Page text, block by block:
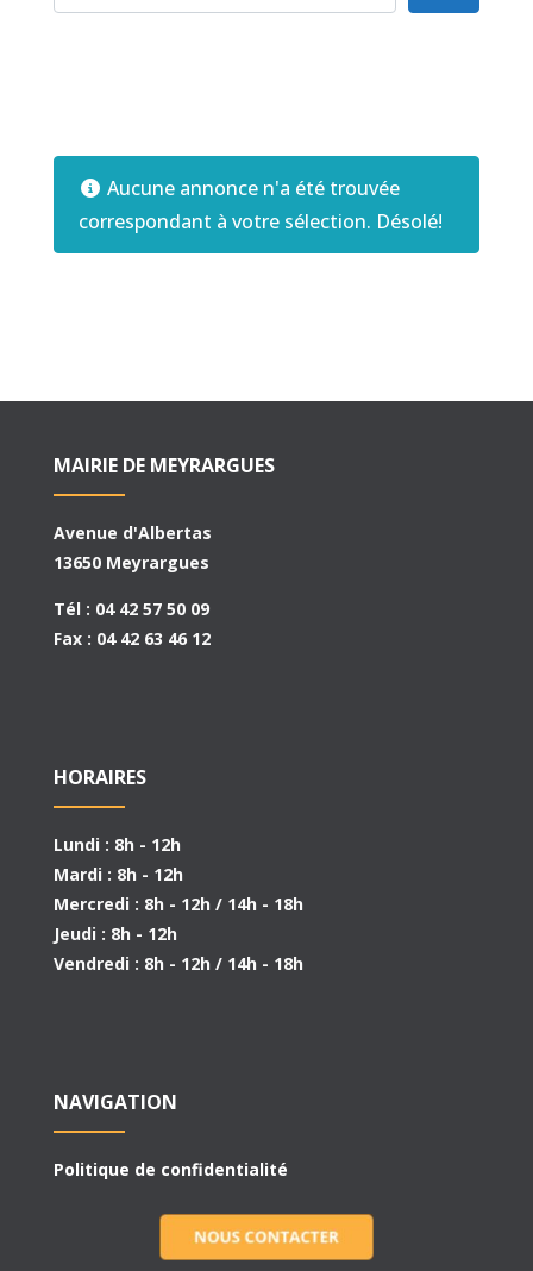
Aucune annonce n'a été trouvée
correspondant à votre sélection. Désolé!
MAIRIE DE MEYRARGUES
Avenue d'Albertas
13650 Meyrargues
Tél : 04 42 57 50 09
Fax : 04 42 63 46 12
HORAIRES
Lundi : 8h - 12h
Mardi : 8h - 12h
Mercredi : 8h - 12h / 14h - 18h
Jeudi : 8h - 12h
Vendredi : 8h - 12h / 14h - 18h
NAVIGATION
Politique de confidentialité